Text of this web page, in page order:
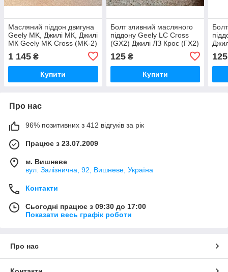
Масляний піддон двигуна
Geely MK, Джилі МК, Джилі
МК Geely MK Cross (MK-2)
1 145 ₴
Купити
Болт зливний масляного
піддону Geely LC Cross
(GX2) Джилі ЛЗ Крос (ГХ2)
125₴
Купити
125
Про нас
96% позитивних з 412 відгуків за рік
Працює з 23.07.2009
м. Вишневе
вул. Залізнична, 92, Вишневе, Україна
Контакти
Сьогодні працює з 09:30 до 17:00
Показати весь графік роботи
Про нас